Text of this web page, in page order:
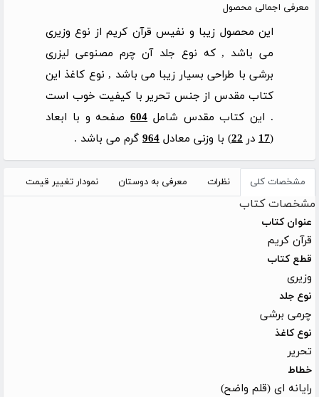
معرفی اجمالی محصول
این محصول زیبا و نفیس قرآن کریم از نوع وزیری
می باشد , که نوع جلد آن چرم مصنوعی لیزری
برشی با طراحی بسیار زیبا می باشد , نوع کاغذ این
کتاب مقدس از جنس تحریر با کیفیت خوب است
. این کتاب مقدس شامل604صفحه و با ابعاد
(
17 در 22) با وزنی معادل 964 گرم می باشد .
مشخصات کلی نظرات معرفی به دوستان نمودار تغییر قیمت
مشخصات کتاب
عنوان کتاب
قرآن کریم
قطع کتاب
وزیری
نوع جلد
چرمی برشی
نوع کاغذ
تحریر
خطاط
رایانه ای (قلم واضح)